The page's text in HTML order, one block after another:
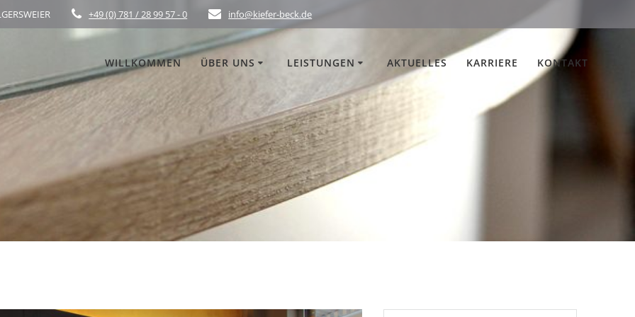
+49 (0) 781 / 28 99 57 - 0 info@kiefer-beck.de
WILLKOMMEN ÜBER UNS LEISTUNGEN AKTUELLES KARRIERE KONTAKT